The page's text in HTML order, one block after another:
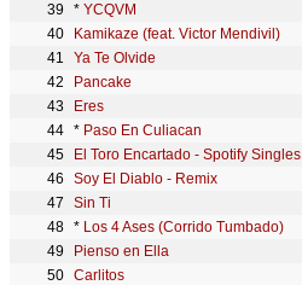
* YCQVM
Kamikaze (feat. Victor Mendivil)
Ya Te Olvide
Pancake
Eres
* Paso En Culiacan
El Toro Encartado - Spotify Singles
Soy El Diablo - Remix
Sin Ti
* Los 4 Ases (Corrido Tumbado)
Pienso en Ella
Carlitos